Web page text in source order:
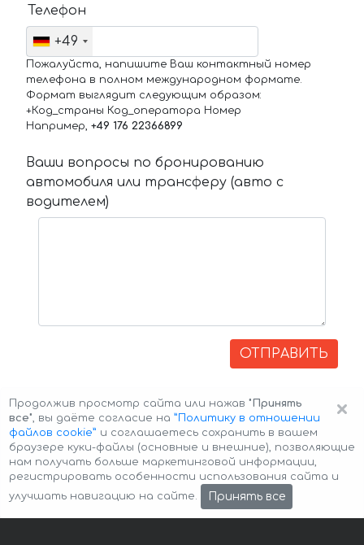
Телефон
+49
Пожалуйста, напишите Ваш контактный номер
телефона в полном международном формате.
Формат выглядит следующим образом:
+Код_страны Код_оператора Номер
Например, +49 176 22366899
Ваши вопросы по бронированию
автомобиля или трансферу (авто с
водителем)
ОТПРАВИТЬ
Авторские права © 2026 Авто-Аренда Cookie Policy
×
Продолжив просмотр сайта или нажав "Принять
все", вы даёте согласие на ”Политику в отношении
файлов cookie” и соглашаетесь сохранить в вашем
браузере куки-файлы (основные и внешние), позволяющие
нам получать больше маркетинговой информации,
регистрировать особенности использования сайта и
улучшать навигацию на сайте.
Принять все